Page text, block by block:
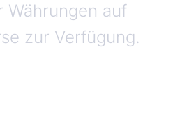
Währungen auf
zur Verfügung.